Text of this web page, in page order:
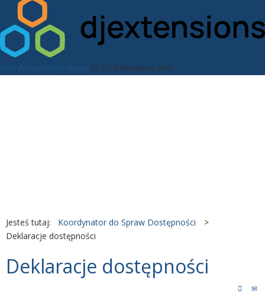
Web Accessibility plugin by DJ-Extensions.com
Jesteś tutaj: Koordynator do Spraw Dostępności
>
Deklaracje dostępności
Deklaracje dostępności